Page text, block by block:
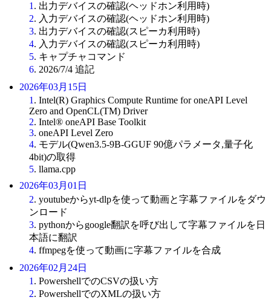
1 . 出力デバイスの確認(ヘッドホン利用時)
2. 入力デバイスの確認(ヘッドホン利用時)
3. 出力デバイスの確認(スピーカ利用時)
4. 入力デバイスの確認(スピーカ利用時)
5. キャプチャコマンド
6. 2026/7/4 追記
2026年03月15日
1 . Intel(R) Graphics Compute Runtime for oneAPI Level
Zero and OpenCL(TM) Driver
2. Intel® oneAPI Base Toolkit
3. oneAPI Level Zero
4. モデル(Qwen3.5-9B-GGUF 90億パラメータ,量子化
4bit)の取得
5. llama.cpp
2026年03月01日
2. youtubeからyt-dlpを使って動画と字幕ファイルをダウ
ンロード
3. pythonからgoogle翻訳を呼び出して字幕ファイルを日
本語に翻訳
4. ffmpegを使って動画に字幕ファイルを合成
2026年02月24日
1 . PowershellでのCSVの扱い方
2. PowershellでのXMLの扱い方